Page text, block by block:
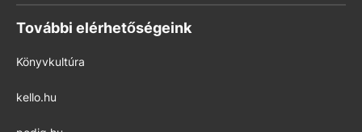
További elérhetőségeink
Könyvkultúra
kello.hu